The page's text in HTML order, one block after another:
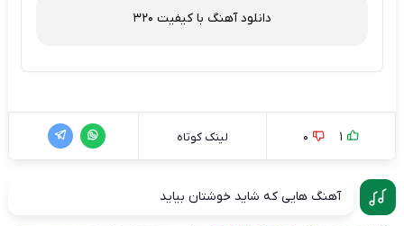
دانلود آهنگ با کیفیت 320
1
0 لینک کوتاه
آهنگ هایی که شاید خوشتان بیاید